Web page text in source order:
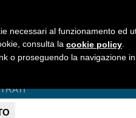
necessari al funzionamento ed
consulta la cookie policy
o proseguendo la navigazione